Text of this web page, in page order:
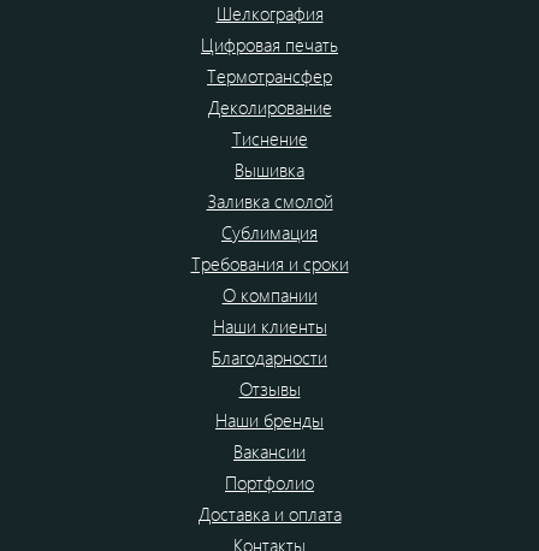
Шелкография
Цифровая печать
Термотрансфер
Деколирование
Тиснение
Вышивка
Заливка смолой
Сублимация
Требования и сроки
О компании
Наши клиенты
Благодарности
Отзывы
Наши бренды
Вакансии
Портфолио
Доставка и оплата
Контакты